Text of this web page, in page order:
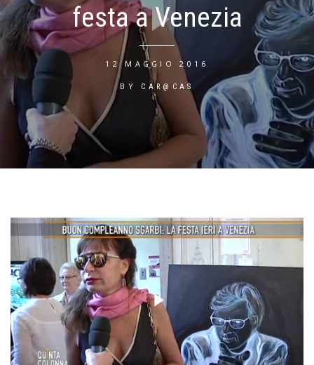
festa a Venezia
12 MAGGIO 2016
BY CAR@CAS